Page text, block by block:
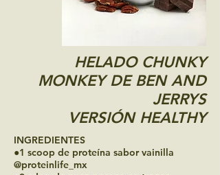
HELADO CHUNKY
MONKEY DE BEN AND
JERRYS
VERSIÓN HEALTHY
INGREDIENTES
●1 scoop de proteína sabor vainilla
@proteinlife_mx